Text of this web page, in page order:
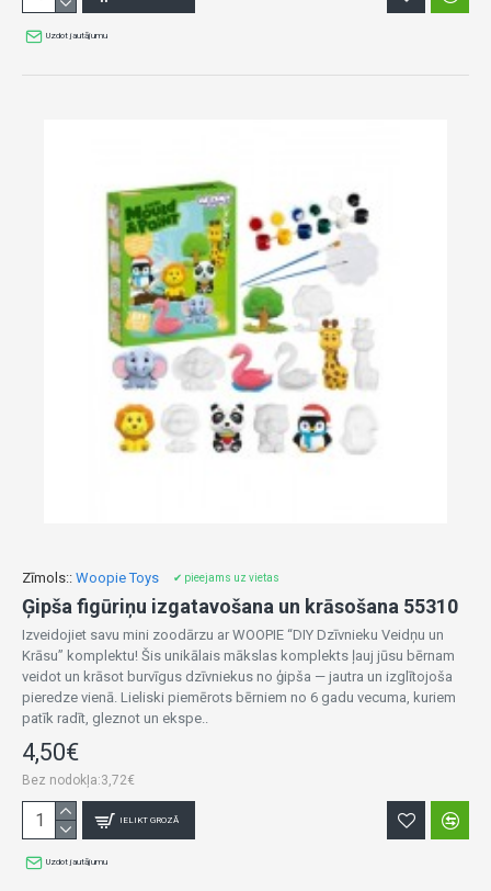
Uzdot jautājumu
Zīmols:: Woopie Toys ✔ pieejams uz vietas
Ģipša figūriņu izgatavošana un krāsošana 55310
Izveidojiet savu mini zoodārzu ar WOOPIE “DIY Dzīvnieku Veidņu un
Krāsu” komplektu! Šis unikālais mākslas komplekts ļauj jūsu bērnam
veidot un krāsot burvīgus dzīvniekus no ģipša — jautra un izglītojoša
pieredze vienā. Lieliski piemērots bērniem no 6 gadu vecuma, kuriem
patīk radīt, gleznot un ekspe..
4,50€
Bez nodokļa:3,72€
IELIKT GROZĀ
Uzdot jautājumu